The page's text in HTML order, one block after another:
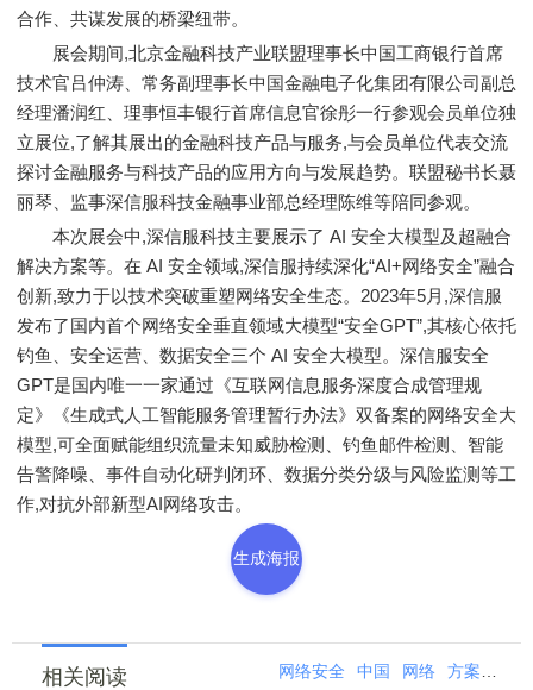
合作、共谋发展的桥梁纽带。
展会期间,北京金融科技产业联盟理事长中国工商银行首席
技术官吕仲涛、常务副理事长中国金融电子化集团有限公司副总
经理潘润红、理事恒丰银行首席信息官徐彤一行参观会员单位独
立展位,了解其展出的金融科技产品与服务,与会员单位代表交流
探讨金融服务与科技产品的应用方向与发展趋势。联盟秘书长聂
丽琴、监事深信服科技金融事业部总经理陈维等陪同参观。
本次展会中,深信服科技主要展示了 AI 安全大模型及超融合
解决方案等。在 AI 安全领域,深信服持续深化“AI+网络安全”融合
创新,致力于以技术突破重塑网络安全生态。2023年5月,深信服
发布了国内首个网络安全垂直领域大模型“安全GPT”,其核心依托
钓鱼、安全运营、数据安全三个 AI 安全大模型。深信服安全
GPT是国内唯一一家通过《互联网信息服务深度合成管理规
定》《生成式人工智能服务管理暂行办法》双备案的网络安全大
模型,可全面赋能组织流量未知威胁检测、钓鱼邮件检测、智能
告警降噪、事件自动化研判闭环、数据分类分级与风险监测等工
作,对抗外部新型AI网络攻击。
生成海报
相关阅读 网络安全 中国 网络 方案